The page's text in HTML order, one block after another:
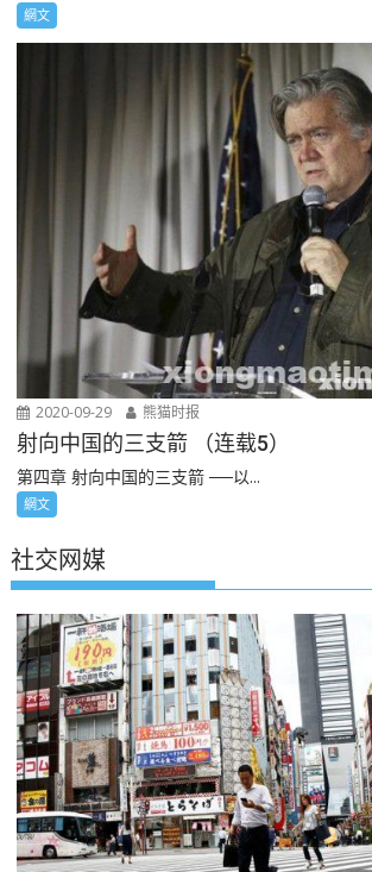
網文
2020-09-29 熊猫时报
射向中国的三支箭 （连载5）
第四章 射向中国的三支箭 ──以...
網文
社交网媒